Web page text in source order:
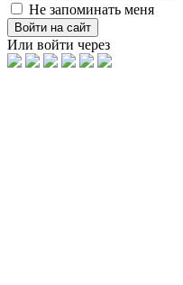
Не запоминать меня
Войти на сайт
Или войти через